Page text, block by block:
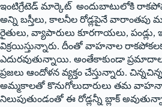
ఇంటిగ్రేటెడ్‌ ‌మార్కెట్‌ అం‌దుబాటులోకి
అన్ని బస్తీలు, కాలనీల రోడ్లపైనే వారాంతపు
రైతులు, వ్యాపారులు కూరగాయలు, పండ్లు,
విక్రయిస్తున్నారు. దీంతో వాహనాల రాకపోకలకు
ఎదురవుతున్నాయి. అంతేకాకుండా
ప్రజలు ఆందోళన వ్యక్తం చేస్తున్నారు.
అమ్మకాలతో కొనుగోలుదారులు తమ
నిలుపుతుండంతో ఈ రోడ్లన్నీ బ్లాక్‌